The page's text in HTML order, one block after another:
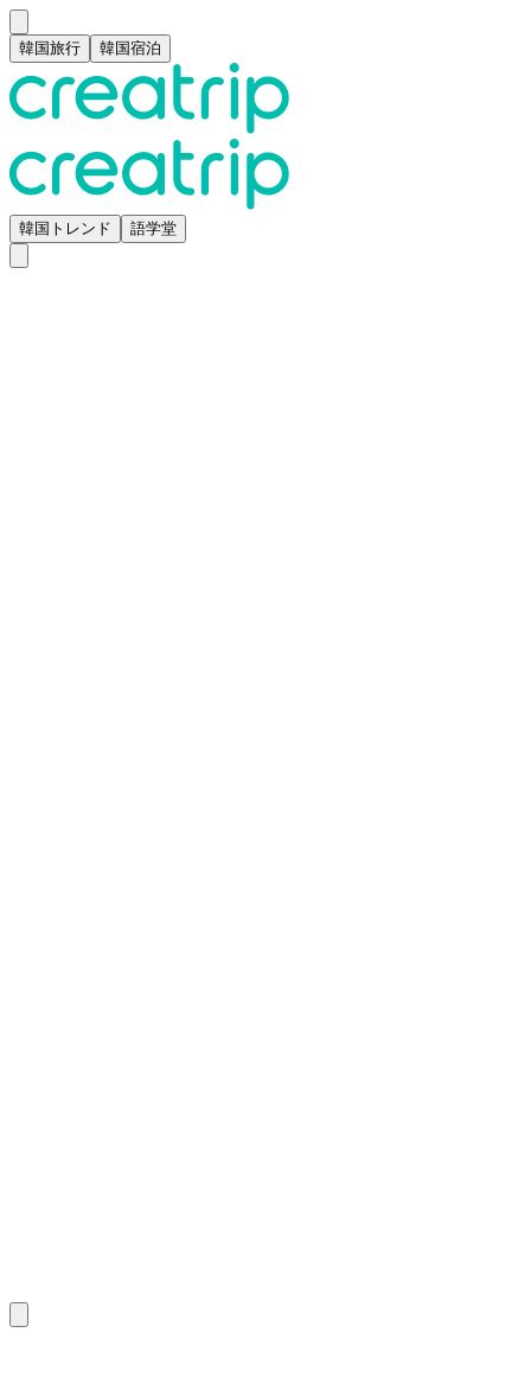
韓国旅行 韓国宿泊
韓国トレンド 語学堂